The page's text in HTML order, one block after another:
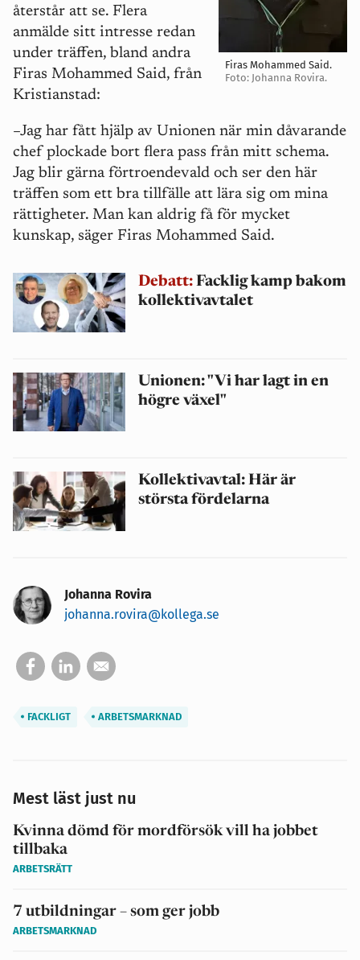
Firas Mohammed Said.
Foto: Johanna Rovira.
återstår att se. Flera
anmälde sitt intresse redan
under träffen, bland andra
Firas Mohammed Said, från
Kristianstad:
–Jag har fått hjälp av Unionen när min dåvarande
chef plockade bort flera pass från mitt schema.
Jag blir gärna förtroendevald och ser den här
träffen som ett bra tillfälle att lära sig om mina
rättigheter. Man kan aldrig få för mycket
kunskap, säger Firas Mohammed Said.
Debatt: Facklig kamp bakom
kollektivavtalet
Unionen: "Vi har lagt in en
högre växel"
Kollektivavtal: Här är
största fördelarna
Johanna Rovira
johanna.rovira@kollega.se
FACKLIGT ARBETSMARKNAD
Mest läst just nu
Kvinna dömd för mordförsök vill ha jobbet
tillbaka
ARBETSRÄTT
7 utbildningar – som ger jobb
ARBETSMARKNAD